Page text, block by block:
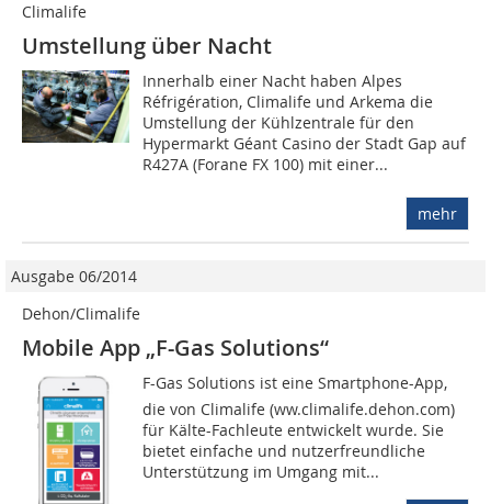
Climalife
Umstellung über Nacht
Innerhalb einer Nacht haben Alpes
Réfrigération, Climalife und Arkema die
Umstellung der Kühlzentrale für den
Hypermarkt Géant Casino der Stadt Gap auf
R427A (Forane FX 100) mit einer...
mehr
Ausgabe 06/2014
Dehon/Climalife
Mobile App „F-Gas Solutions“
F-Gas Solutions ist eine Smartphone-App,
die von Climalife (ww.climalife.dehon.com)
für Kälte-Fachleute entwickelt wurde. Sie
bietet einfache und nutzerfreundliche
Unterstützung im Umgang mit...